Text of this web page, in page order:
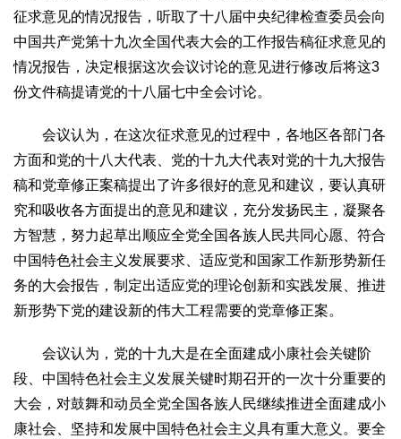
装备制造 智能制造 制造2025 大国工匠
科教
科技观察 创新前沿 智慧教育 职业教育
智慧农业 智慧乡村 基层之声
国防
国防建设 军民融合 兵器装备 军营风采
国际
中国与世界 国际视点 国际合作 他山之石
生态
视频
地方
征求意见的情况报告，听取了十八届中央纪律检查委员会向
中国共产党第十九次全国代表大会的工作报告稿征求意见的
情况报告，决定根据这次会议讨论的意见进行修改后将这3
份文件稿提请党的十八届七中全会讨论。
会议认为，在这次征求意见的过程中，各地区各部门各
方面和党的十八大代表、党的十九大代表对党的十九大报告
稿和党章修正案稿提出了许多很好的意见和建议，要认真研
究和吸收各方面提出的意见和建议，充分发扬民主，凝聚各
方智慧，努力起草出顺应全党全国各族人民共同心愿、符合
中国特色社会主义发展要求、适应党和国家工作新形势新任
务的大会报告，制定出适应党的理论创新和实践发展、推进
新形势下党的建设新的伟大工程需要的党章修正案。
会议认为，党的十九大是在全面建成小康社会关键阶
段、中国特色社会主义发展关键时期召开的一次十分重要的
大会，对鼓舞和动员全党全国各族人民继续推进全面建成小
康社会、坚持和发展中国特色社会主义具有重大意义。要全